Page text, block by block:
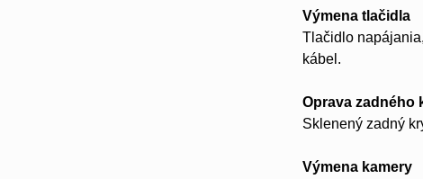
Výmena tlačidla
Tlačidlo
kábel.
Oprava zadného
Sklenený zadný
Výmena kamery